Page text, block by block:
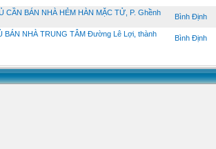
CẦN BÁN NHÀ HẺM HÀN MẶC TỬ, P. Ghềnh
Bình Định
BÁN NHÀ TRUNG TÂM Đường Lê Lợi, thành
Bình Định